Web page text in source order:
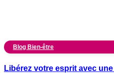
Blog Bien-être
Libérez votre esprit avec